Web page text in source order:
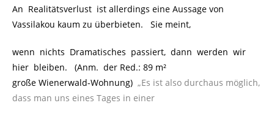
An Realitätsverlust ist allerdings eine Aussage von
Vassilakou kaum zu überbieten. Sie meint,
wenn nichts Dramatisches passiert, dann werden wir
hier bleiben. (Anm. der Red.: 89 m²
große Wienerwald-Wohnung) „Es ist also durchaus möglich,
dass man uns eines Tages in einer